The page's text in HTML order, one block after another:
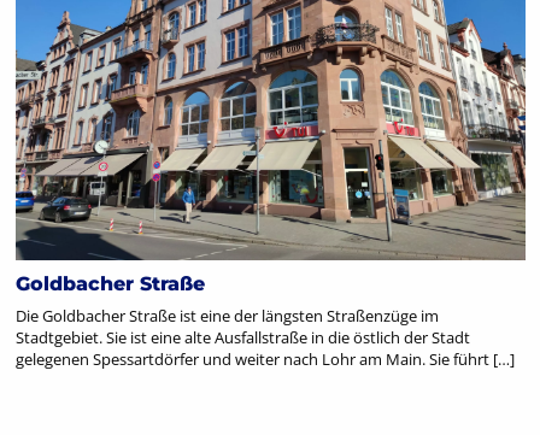
Goldbacher Straße
Die Goldbacher Straße ist eine der längsten Straßenzüge im
Stadtgebiet. Sie ist eine alte Ausfallstraße in die östlich der Stadt
gelegenen Spessartdörfer und weiter nach Lohr am Main. Sie führt […]